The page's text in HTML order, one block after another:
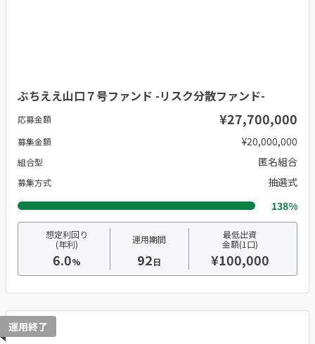
ぶちええ山口７号ファンド -リスク分散ファンド-
応募金額 ¥27,700,000
募集金額 ¥20,000,000
組合型 匿名組合
募集方式
抽選式
138%
想定利回り
(年利)
6.0%
運用期間
92日
最低出資
金額(1口)
¥100,000
運用終了